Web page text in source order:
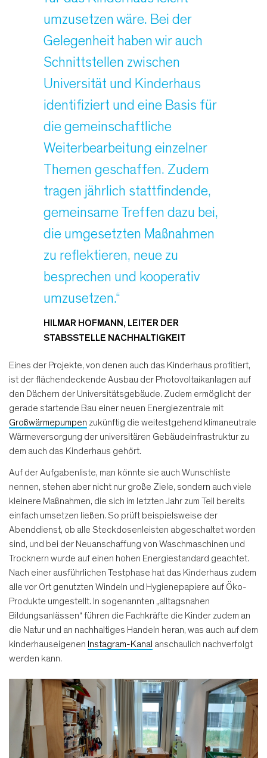
umzusetzen wäre. Bei der
Gelegenheit haben wir auch
Schnittstellen zwischen
Universität und Kinderhaus
identifiziert und eine Basis für
die gemeinschaftliche
Weiterbearbeitung einzelner
Themen geschaffen. Zudem
tragen jährlich stattfindende,
gemeinsame Treffen dazu bei,
die umgesetzten Maßnahmen
zu reflektieren, neue zu
besprechen und kooperativ
umzusetzen.“
HILMAR HOFMANN, LEITER DER
STABSSTELLE NACHHALTIGKEIT
Eines der Projekte, von denen auch das Kinderhaus profitiert,
ist der flächendeckende Ausbau der Photovoltaikanlagen auf
den Dächern der Universitätsgebäude. Zudem ermöglicht der
gerade startende Bau einer neuen Energiezentrale mit
Großwärmepumpen zukünftig die weitestgehend klimaneutrale
Wärmeversorgung der universitären Gebäudeinfrastruktur zu
dem auch das Kinderhaus gehört.
Auf der Aufgabenliste, man könnte sie auch Wunschliste
nennen, stehen aber nicht nur große Ziele, sondern auch viele
kleinere Maßnahmen, die sich im letzten Jahr zum Teil bereits
einfach umsetzen ließen. So prüft beispielsweise der
Abenddienst, ob alle Steckdosenleisten abgeschaltet worden
sind, und bei der Neuanschaffung von Waschmaschinen und
Trocknern wurde auf einen hohen Energiestandard geachtet.
Nach einer ausführlichen Testphase hat das Kinderhaus zudem
alle vor Ort genutzten Windeln und Hygienepapiere auf Öko-
Produkte umgestellt. In sogenannten „alltagsnahen
Bildungsanlässen“ führen die Fachkräfte die Kinder zudem an
die Natur und an nachhaltiges Handeln heran, was auch auf dem
kinderhauseigenen Instagram-Kanal anschaulich nachverfolgt
werden kann.